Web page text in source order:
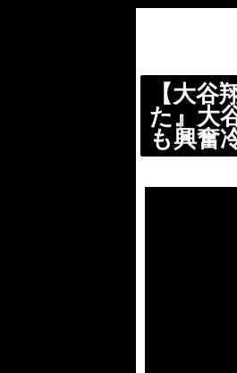
【大
た』大
も興奮